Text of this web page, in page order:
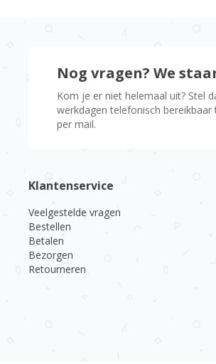
Nog vragen? We
Kom je er niet helemaal uit? Stel
werkdagen telefonisch
per mail.
Klantenservice
Veelgestelde vragen
Bestellen
Betalen
Bezorgen
Retourneren